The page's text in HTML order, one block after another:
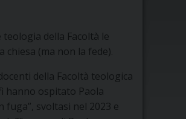
della Facoltà le
chiesa (ma non la fede).
della Facoltà teologica
hanno ospitato Paola
svoltasi nel 2023 e